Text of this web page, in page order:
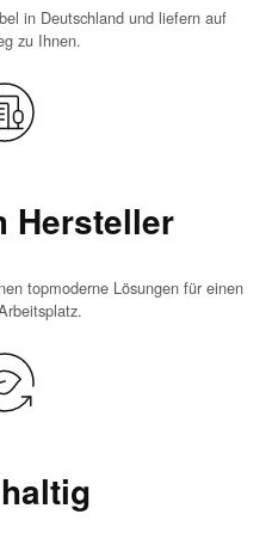
in Deutschland und liefern auf
zu Ihnen.
Hersteller
topmoderne Lösungen für einen